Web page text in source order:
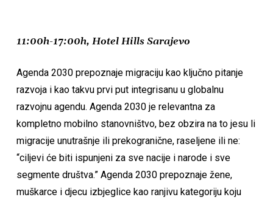
11:00h-17:00h, Hotel Hills Sarajevo
Agenda 2030 prepoznaje migraciju kao ključno pitanje
razvoja i kao takvu prvi put integrisanu u globalnu
razvojnu agendu. Agenda 2030 je relevantna za
kompletno mobilno stanovništvo, bez obzira na to jesu li
migracije unutrašnje ili prekogranične, raseljene ili ne:
“ciljevi će biti ispunjeni za sve nacije i narode i sve
segmente društva.” Agenda 2030 prepoznaje žene,
muškarce i djecu izbjeglice kao ranjivu kategoriju koju